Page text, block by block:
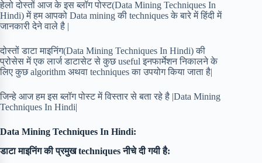
हेलो दोस्तों आज के इस ब्लॉग पोस्ट(Data Mining Techniques In
Hindi) में हम आपको Data mining की techniques के बारे में हिंदी में
जानकारी देने वाले है |
दोस्तों डाटा माइनिंग(Data Mining Techniques In Hindi) की
प्रोसेस में एक लार्ज डाटासेट से कुछ useful इनफार्मेशन निकालने के
लिए कुछ algorithm अथवा techniques का उपयोग किया जाता है|
जिन्हे आज हम इस ब्लॉग पोस्ट में विस्तार से बता रहे है |Data Mining
Techniques In Hindi|
Data Mining Techniques In Hindi:
डाटा माइनिंग की प्रमुख techniques नीचे दी गयी है: